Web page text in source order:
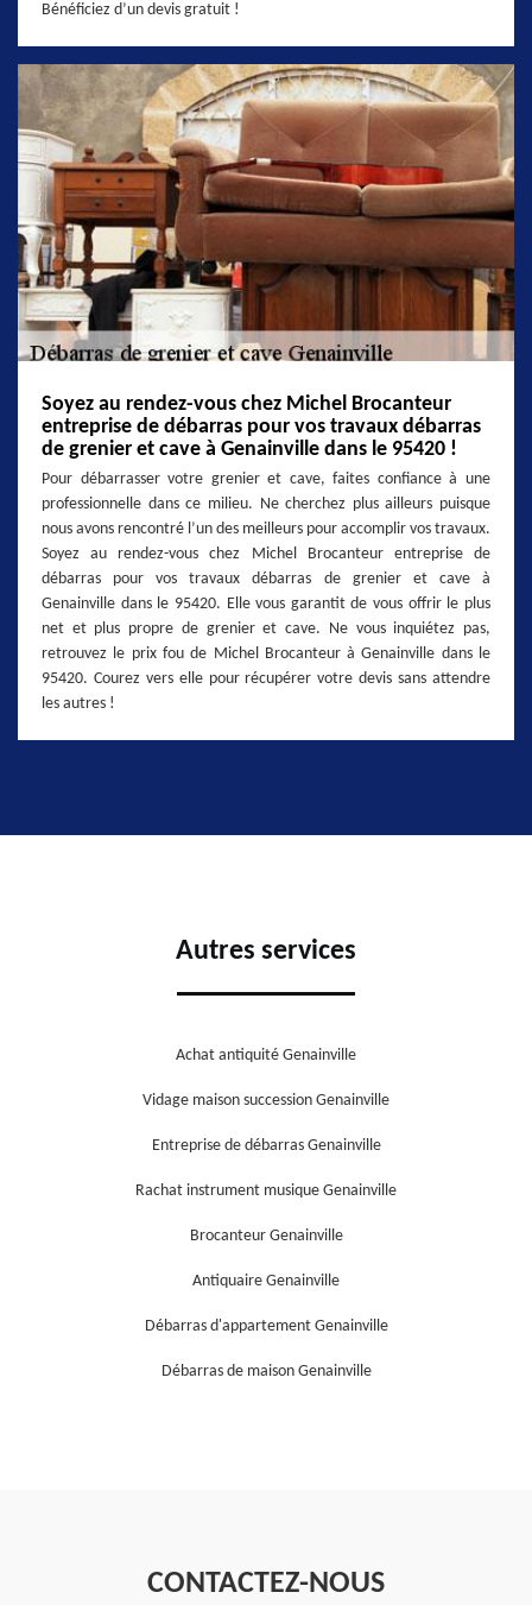
Bénéficiez d’un devis gratuit !
Soyez au rendez-vous chez Michel Brocanteur
entreprise de débarras pour vos travaux débarras
de grenier et cave à Genainville dans le 95420 !
Pour débarrasser votre grenier et cave, faites confiance à une
professionnelle dans ce milieu. Ne cherchez plus ailleurs puisque
nous avons rencontré l’un des meilleurs pour accomplir vos travaux.
Soyez au rendez-vous chez Michel Brocanteur entreprise de
débarras pour vos travaux débarras de grenier et cave à
Genainville dans le 95420. Elle vous garantit de vous offrir le plus
net et plus propre de grenier et cave. Ne vous inquiétez pas,
retrouvez le prix fou de Michel Brocanteur à Genainville dans le
95420. Courez vers elle pour récupérer votre devis sans attendre
les autres !
Autres services
Achat antiquité Genainville
Vidage maison succession Genainville
Entreprise de débarras Genainville
Rachat instrument musique Genainville
Brocanteur Genainville
Antiquaire Genainville
Débarras d'appartement Genainville
Débarras de maison Genainville
CONTACTEZ-NOUS